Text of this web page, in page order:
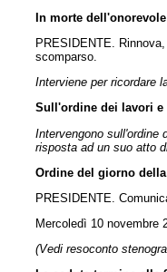
In morte
PRESIDENTE.
scomparso.
Interviene per ricordare
Sull'ordine dei lavori e
Intervengono sull'ordine
risposta ad un suo atto
Ordine del giorno
PRESIDENTE.
Mercoledì 10 novembre
(Vedi resoconto